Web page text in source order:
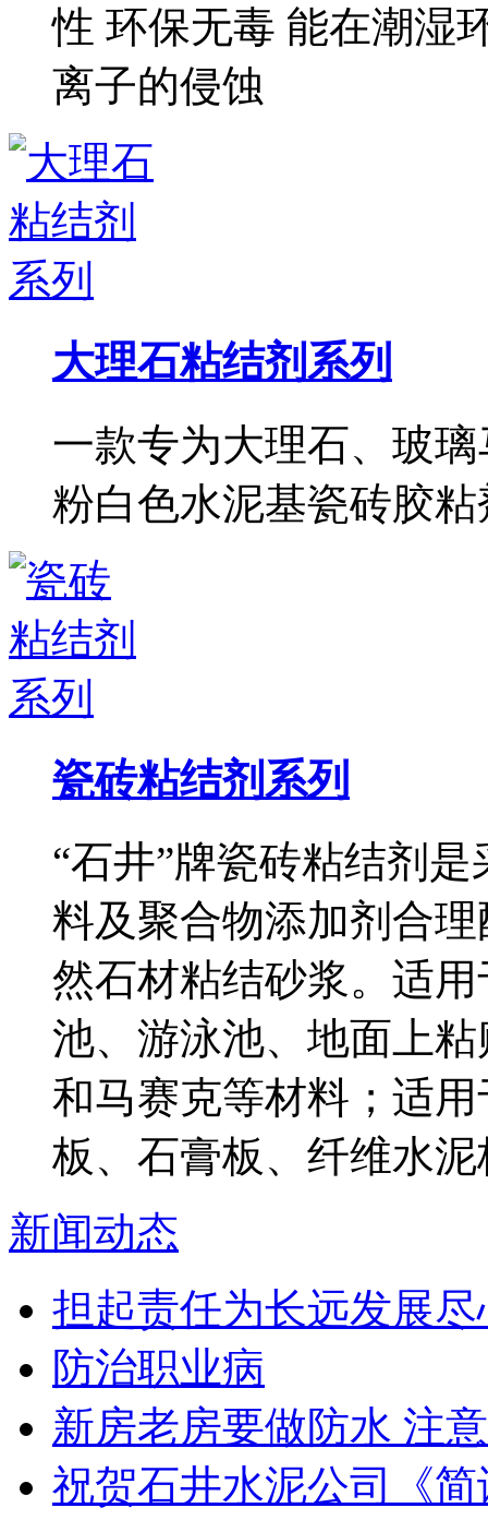
性 环保无毒 能在潮湿
离子的侵蚀
大理石粘结剂系列
一款专为大理石、玻
粉白色水泥基瓷砖胶
瓷砖粘结剂系列
“石井”牌瓷砖粘结剂
料及聚合物添加剂合
然石材粘结砂浆。适
池、游泳池、地面上
和马赛克等材料；适
板、石膏板、纤维水
新闻动态
担起责任为长远发展
防治职业病
新房老房要做防水 注
祝贺石井水泥公司《